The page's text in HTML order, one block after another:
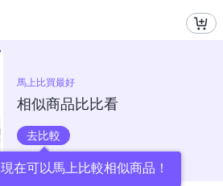
馬上比買最好
相似商品比比看
去比較
現在可以馬上比較相似商品！